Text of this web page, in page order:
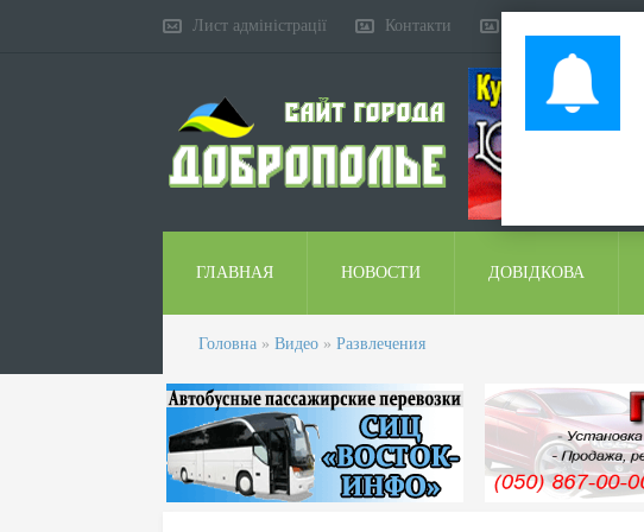
Лист адміністрації Контакти
ГЛАВНАЯ НОВОСТИ ДОВІДКОВА
Головна » Видео » Развлечения